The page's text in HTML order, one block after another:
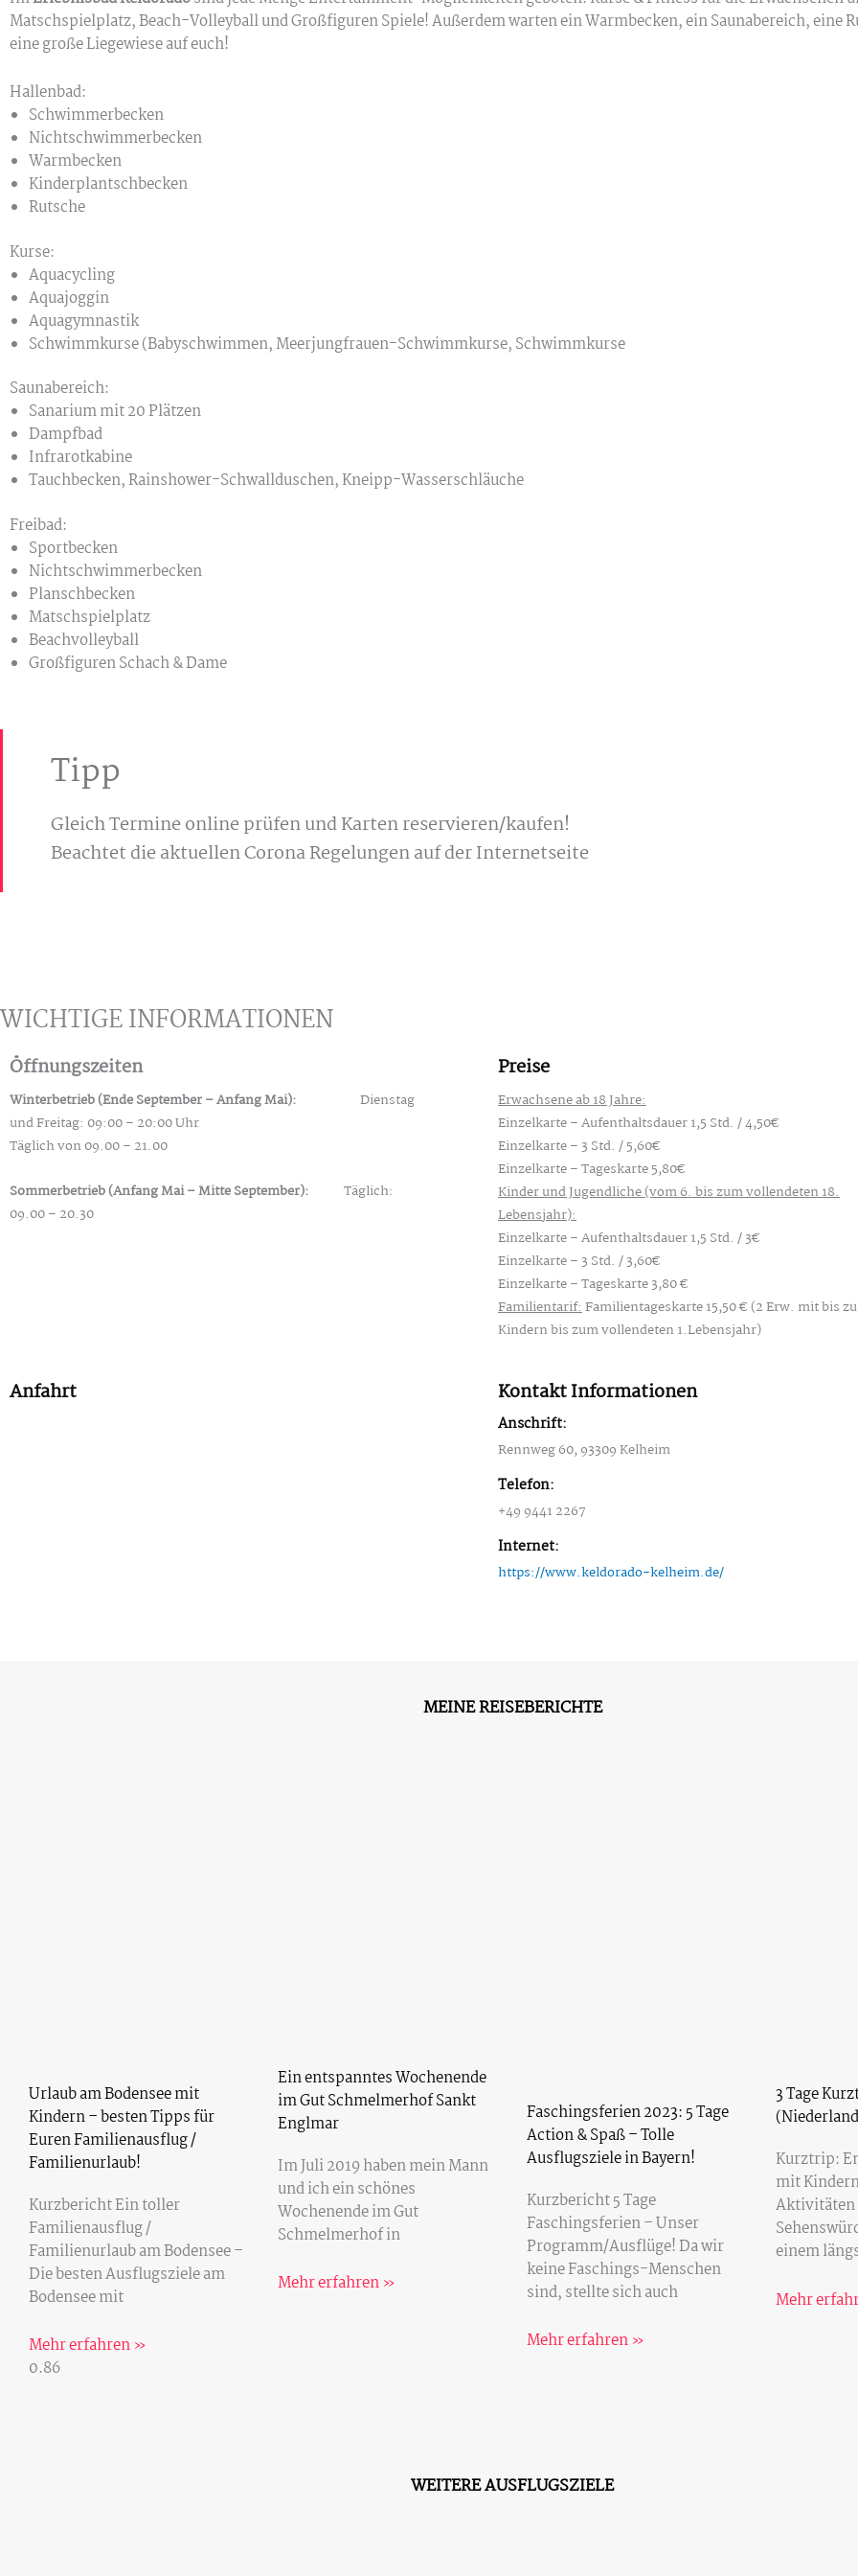
Matschspielplatz, Beach-Volleyball und Großfiguren Spiele! Außerdem warten ein Warmbecken, ein Saunabereich, eine
eine große Liegewiese auf euch!
Hallenbad:
Schwimmerbecken
Nichtschwimmerbecken
Warmbecken
Kinderplantschbecken
Rutsche
Kurse:
Aquacycling
Aquajoggin
Aquagymnastik
Schwimmkurse (Babyschwimmen, Meerjungfrauen-Schwimmkurse, Schwimmkurse
Saunabereich:
Sanarium mit 20 Plätzen
Dampfbad
Infrarotkabine
Tauchbecken, Rainshower-Schwallduschen, Kneipp-Wasserschläuche
Freibad:
Sportbecken
Nichtschwimmerbecken
Planschbecken
Matschspielplatz
Beachvolleyball
Großfiguren Schach & Dame
Tipp
Gleich Termine online prüfen und Karten reservieren/kaufen!
Beachtet die aktuellen Corona Regelungen auf der Internetseite
WICHTIGE INFORMATIONEN
Öffnungszeiten
Winterbetrieb (Ende September – Anfang Mai): Dienstag
und Freitag: 09:00 – 20:00 Uhr
Täglich von 09.00 – 21.00
Sommerbetrieb (Anfang Mai – Mitte September): Täglich:
09.00 – 20.30
Preise
Erwachsene ab 18 Jahre:
Einzelkarte – Aufenthaltsdauer 1,5 Std. / 4,50€
Einzelkarte – 3 Std. / 5,60€
Einzelkarte – Tageskarte 5,80€
Kinder und Jugendliche (vom 6. bis zum vollendeten 18.
Lebensjahr):
Einzelkarte – Aufenthaltsdauer 1,5 Std. / 3€
Einzelkarte – 3 Std. / 3,60€
Einzelkarte – Tageskarte 3,80 €
Familientarif:Familientageskarte 15,50 € (2 Erw. mit bis
Kindern bis zum vollendeten 1.Lebensjahr)
Anfahrt Kontakt Informationen
Anschrift:
Rennweg 60, 93309 Kelheim
Telefon:
+49 9441 2267
Internet:
https://www.keldorado-kelheim.de/
MEINE REISEBERICHTE
Urlaub am Bodensee mit
Kindern – besten Tipps für
Euren Familienausflug /
Familienurlaub!
Kurzbericht Ein toller
Familienausflug /
Familienurlaub am Bodensee –
Die besten Ausflugsziele am
Bodensee mit
Mehr erfahren »
Ein entspanntes Wochenende
im Gut Schmelmerhof Sankt
Englmar
Im Juli 2019 haben mein Mann
und ich ein schönes
Wochenende im Gut
Schmelmerhof in
Mehr erfahren »
Faschingsferien 2023: 5 Tage
Action & Spaß – Tolle
Ausflugsziele in Bayern!
Kurzbericht 5 Tage
Faschingsferien – Unser
Programm/Ausflüge! Da wir
keine Faschings-Menschen
sind, stellte sich auch
Mehr erfahren »
3 Tage
Kurztrip:
mit
Aktivitäten
einem
Mehr
WEITERE AUSFLUGSZIELE